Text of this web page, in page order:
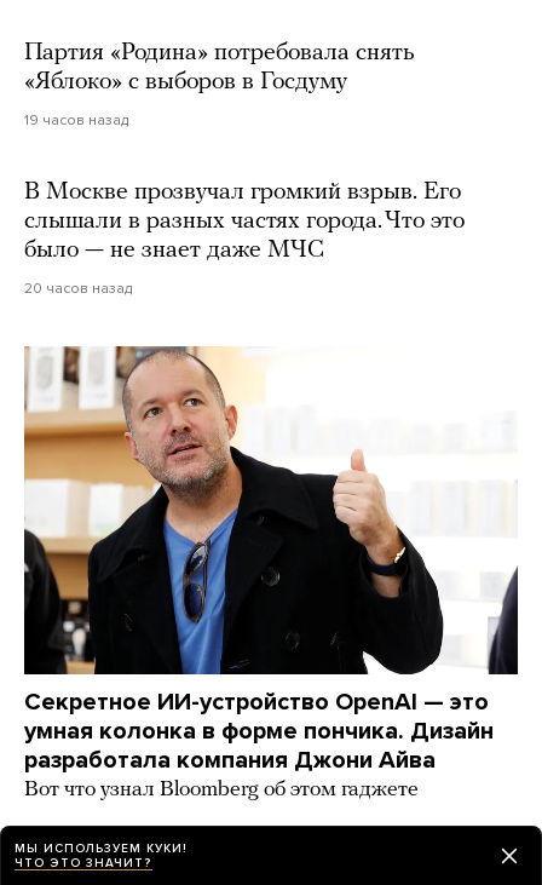
Партия «Родина» потребовала снять
«Яблоко» с выборов в Госдуму
19 часов назад
В Москве прозвучал громкий взрыв. Его
слышали в разных частях города. Что это
было — не знает даже МЧС
20 часов назад
Секретное ИИ-устройство OpenAI — это
умная колонка в форме пончика. Дизайн
разработала компания Джони Айва
Вот что узнал Bloomberg об этом гаджете
НОВОСТИ 17 часов назад
МЫ ИСПОЛЬЗУЕМ КУКИ!
ЧТО ЭТО ЗНАЧИТ?